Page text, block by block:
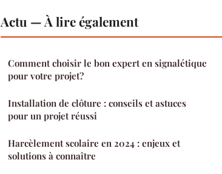
Actu — À lire également
Comment choisir le bon expert en signalétique
pour votre projet?
Installation de clôture : conseils et astuces
pour un projet réussi
Harcèlement scolaire en 2024 : enjeux et
solutions à connaître